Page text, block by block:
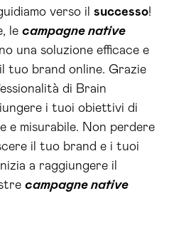
verso il successo!
le campagne native
una soluzione efficace e
tuo brand online. Grazie
di Brain
i tuoi obiettivi di
e misurabile. Non perdere
il tuo brand e i tuoi
a raggiungere il
campagne native